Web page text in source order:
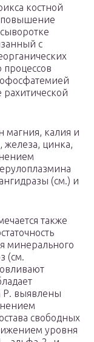
костной
повышение
с
магния, калия и
железа, цинка,
(см.) и
также
минерального
(см.
Р. выявлены
свободных
уровня